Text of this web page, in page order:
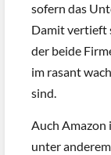
sofern das
Damit vertieft
der beide
im rasant
sind.
Auch
unter